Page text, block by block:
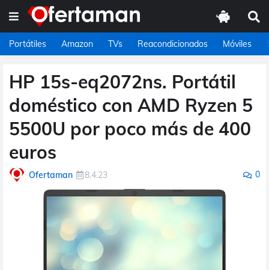
Portátiles Amazon TVs Reacondicionados Móviles
HP 15s-eq2072ns. Portátil
doméstico con AMD Ryzen 5
5500U por poco más de 400
euros
Ofertaman 8.4.23 0